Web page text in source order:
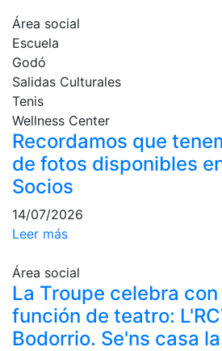
Juegos de
mesa
Peñas del Club
Wellness Center
Servicio de
fisiosalud
Entrenamientos
Actividades
dirigidas
Piscina
Normativa
Restaurantes
Área social
Escuela
Godó
Salidas Culturales
Tenis
Wellness Center
Recordamos que
de fotos disponibles
Socios
14/07/2026
Leer más
Área social
La Troupe celebra
función de teatro:
Bodorrio. Se'ns casa